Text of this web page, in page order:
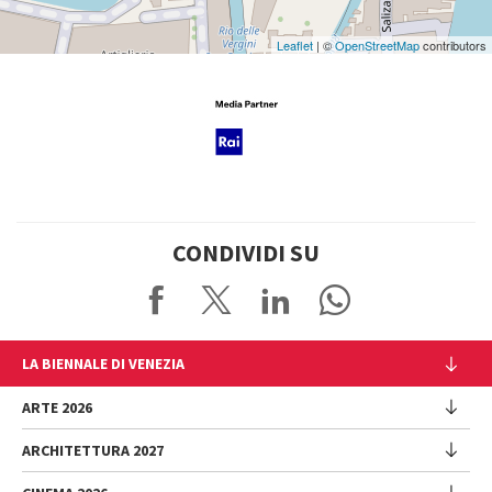
Leaflet | ©OpenStreetMapcontributors
CONDIVIDI SU
LA BIENNALE DI VENEZIA
L'Istituzione
Cariche istituzionali
Storia
ARTE 2026
Esposizione
ARCHITETTURA 2027